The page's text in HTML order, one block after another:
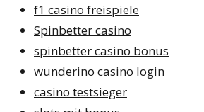
f1 casino freispiele
Spinbetter casino
spinbetter casino bonus
wunderino casino login
casino testsieger